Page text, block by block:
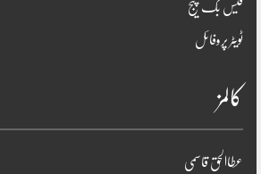
فیس بک پیج
ٹویٹر پروفائل
کالمز
عطاالحق قاسمی